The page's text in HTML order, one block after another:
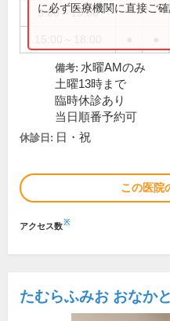
9:00～13:00
に必ず医療機関に直接ご確
備考: 水曜AMのみ
土曜13時まで
臨時休診あり
当日順番予約可
休診日: 日・祝
この医院
アクセス数※
たむらふみお おなか